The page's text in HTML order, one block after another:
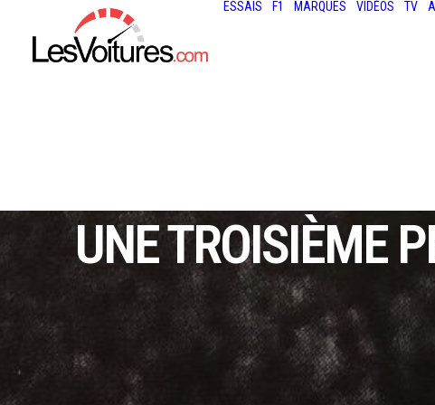
ESSAIS F1 MARQUES VIDÉOS TV
UNE TROISIÈME